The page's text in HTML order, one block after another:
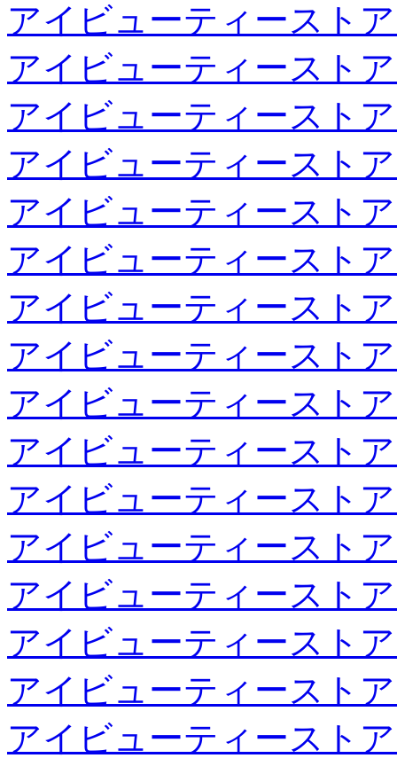
アイビューティースト
アイビューティースト
アイビューティースト
アイビューティースト
アイビューティースト
アイビューティースト
アイビューティースト
アイビューティースト
アイビューティースト
アイビューティースト
アイビューティースト
アイビューティースト
アイビューティースト
アイビューティースト
アイビューティースト
アイビューティースト